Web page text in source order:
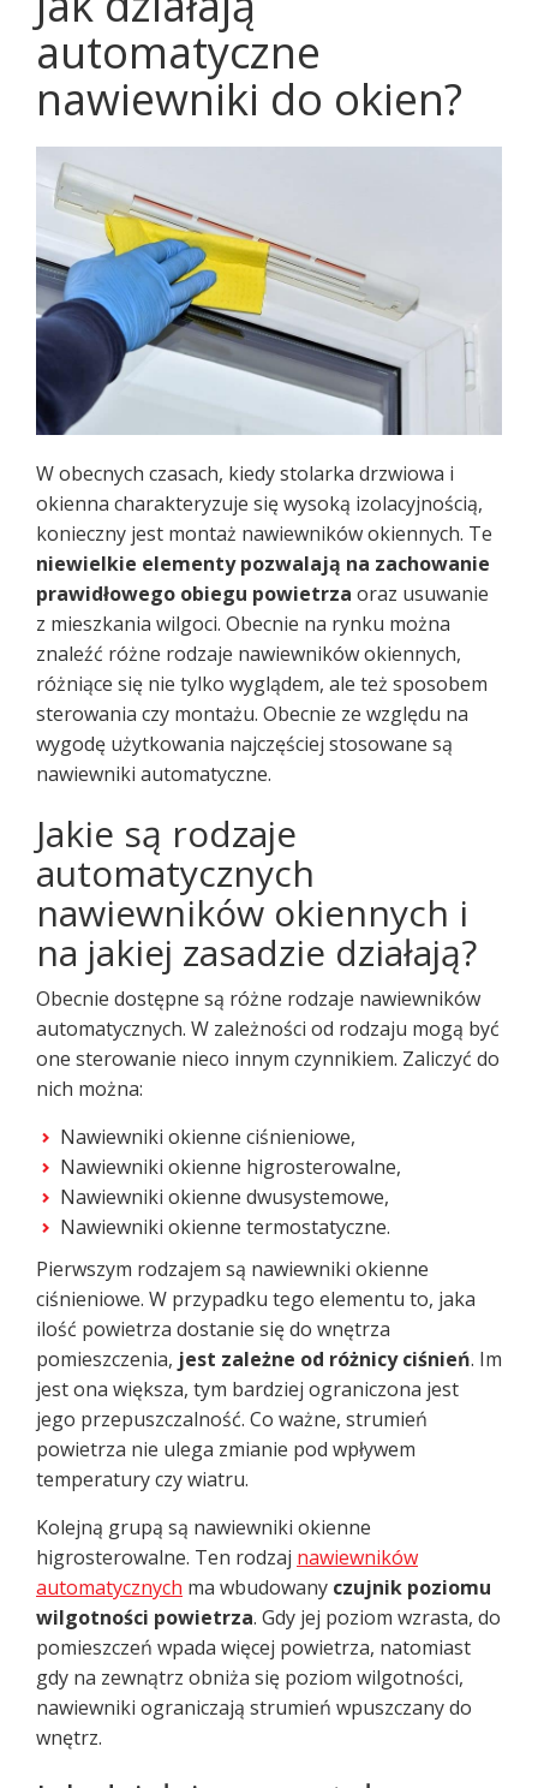
automatyczne
nawiewniki do okien?
W obecnych czasach, kiedy stolarka drzwiowa i
okienna charakteryzuje się wysoką izolacyjnością,
konieczny jest montaż nawiewników okiennych. Te
niewielkie elementy pozwalają na zachowanie
prawidłowego obiegu powietrza oraz usuwanie
z mieszkania wilgoci. Obecnie na rynku można
znaleźć różne rodzaje nawiewników okiennych,
różniące się nie tylko wyglądem, ale też sposobem
sterowania czy montażu. Obecnie ze względu na
wygodę użytkowania najczęściej stosowane są
nawiewniki automatyczne.
Jakie są rodzaje
automatycznych
nawiewników okiennych i
na jakiej zasadzie działają?
Obecnie dostępne są różne rodzaje nawiewników
automatycznych. W zależności od rodzaju mogą być
one sterowanie nieco innym czynnikiem. Zaliczyć do
nich można:
Nawiewniki okienne ciśnieniowe,
Nawiewniki okienne higrosterowalne,
Nawiewniki okienne dwusystemowe,
Nawiewniki okienne termostatyczne.
Pierwszym rodzajem są nawiewniki okienne
ciśnieniowe. W przypadku tego elementu to, jaka
ilość powietrza dostanie się do wnętrza
pomieszczenia, jest zależne od różnicy ciśnień. Im
jest ona większa, tym bardziej ograniczona jest
jego przepuszczalność. Co ważne, strumień
powietrza nie ulega zmianie pod wpływem
temperatury czy wiatru.
Kolejną grupą są nawiewniki okienne
higrosterowalne. Ten rodzaj nawiewników
automatycznych ma wbudowany czujnik poziomu
wilgotności powietrza. Gdy jej poziom wzrasta, do
pomieszczeń wpada więcej powietrza, natomiast
gdy na zewnątrz obniża się poziom wilgotności,
nawiewniki ograniczają strumień wpuszczany do
wnętrz.